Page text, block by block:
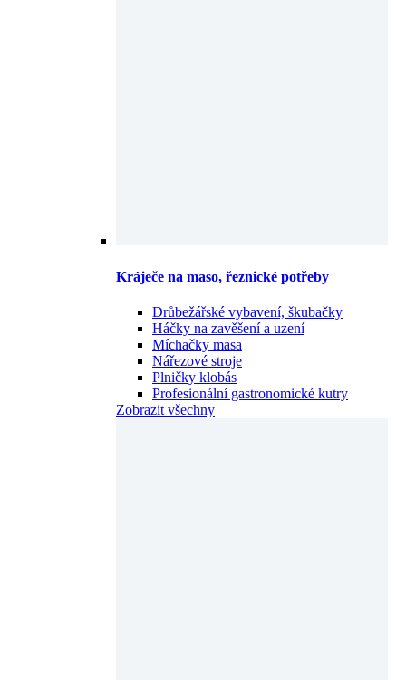
Kráječe na maso, řeznické potřeby
Drůbežářské vybavení, škubačky
Háčky na zavěšení a uzení
Míchačky masa
Nářezové stroje
Plničky klobás
Profesionální gastronomické kutry
Zobrazit všechny